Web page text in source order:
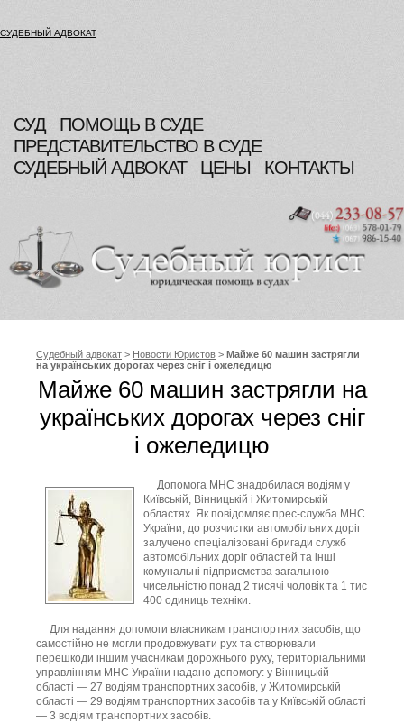
СУДЕБНЫЙ АДВОКАТ
СУД
ПОМОЩЬ В СУДЕ
ПРЕДСТАВИТЕЛЬСТВО В СУДЕ
СУДЕБНЫЙ АДВОКАТ
ЦЕНЫ КОНТАКТЫ
Судебный адвокат > Новости Юристов > Майже 60 машин застрягли
на українських дорогах через сніг і ожеледицю
Майже 60 машин застрягли на
українських дорогах через сніг
і ожеледицю
Допомога МНС знадобилася водіям у
Київській, Вінницькій і Житомирській
областях. Як повідомляє прес-служба МНС
України, до розчистки автомобільних доріг
залучено спеціалізовані бригади служб
автомобільних доріг областей та інші
комунальні підприємства загальною
чисельністю понад 2 тисячі чоловік та 1 тис
400 одиниць техніки.
Для надання допомоги власникам транспортних засобів, що
самостійно не могли продовжувати рух та створювали
перешкоди іншим учасникам дорожнього руху, територіальними
управлінням МНС України надано допомогу: у Вінницькій
області — 27 водіям транспортних засобів, у Житомирській
області — 29 водіям транспортних засобів та у Київській області
— 3 водіям транспортних засобів.